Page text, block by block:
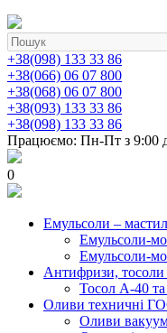
+38(098) 133 33 86
+38(066) 06 07 800
+38(068) 06 07 800
+38(093) 133 33 86
+38(098) 133 33 86
Працюємо: Пн-Пт з 9:00
0
Емульсоли –
Емульсоли-
Емульсоли-
Антифризи, тосоли
Тосол А-40 та
Оливи техничні
Оливи